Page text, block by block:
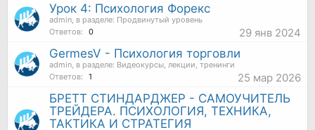
Урок 4: Психология Форекс
admin , в разделе: Продвинутый уровень
Ответов:
0 29 янв 2024
GermesV - Психология торговли
admin , в разделе: Видеокурсы, лекции, тренинги
Ответов:
1 25 мар 2026
БРЕТТ СТИНДАРДЖЕР - САМОУЧИТЕЛЬ
ТРЕЙДЕРА. ПСИХОЛОГИЯ, ТЕХНИКА,
ТАКТИКА И СТРАТЕГИЯ